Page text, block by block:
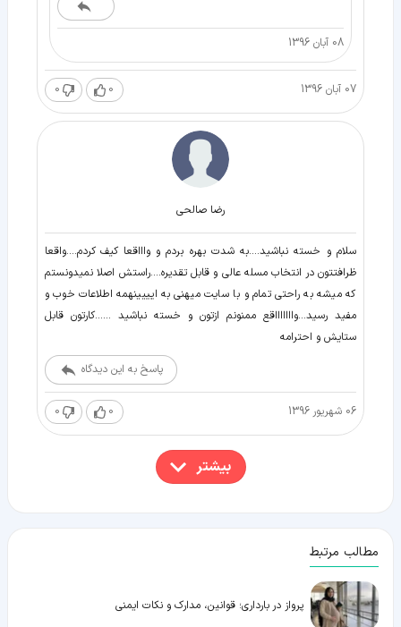
08 آبان 1396
07 آبان 1396 0
0
رضا صالحی
سلام و خسته نباشید....به شدت بهره بردم و واااقعا کیف کردم....واقعا
ظرافتتون در انتخاب مسله عالی و قابل تقدیره....راستش اصلا نمیدونستم
که میشه به راحتی تمام و با سایت میهنی به ایییینهمه اطلاعات خوب و
مفید رسید...واااااااقع ممنونم ازتون و خسته نباشید ......کارتون قابل
ستایش و احترامه
پاسخ به این دیدگاه
06 شهریور 1396 0
0
بیشتر
مطالب مرتبط
پرواز در بارداری؛ قوانین، مدارک و نکات ایمنی